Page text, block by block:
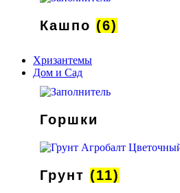
Кашпо (6)
Хризантемы
Дом и Сад
Горшки
Грунт (11)